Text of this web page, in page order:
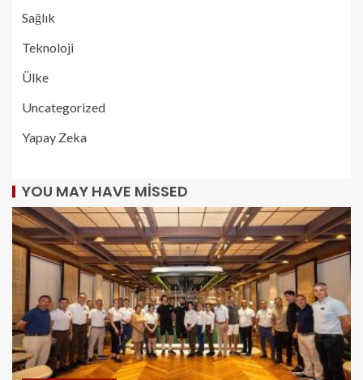
Sağlık
Teknoloji
Ülke
Uncategorized
Yapay Zeka
YOU MAY HAVE MISSED